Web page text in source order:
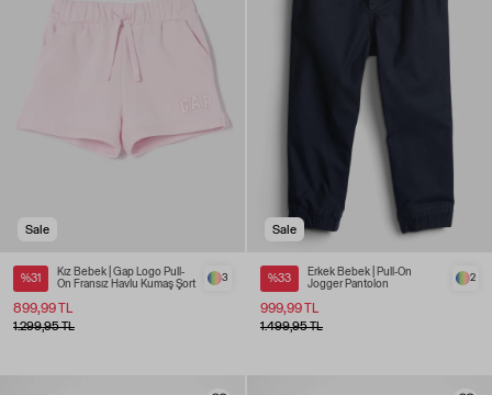
Sale
%31
Kız Bebek | Gap Logo Pull-
On Fransız Havlu Kumaş Şort
899,99 TL
3
1.299,95 TL
Sale
%33
Erkek Bebek | Pull-On
Jogger Pantolon
999,99 TL
2
1.499,95 TL